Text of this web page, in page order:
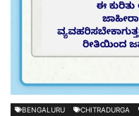
BENGALURU CHITRADURGA